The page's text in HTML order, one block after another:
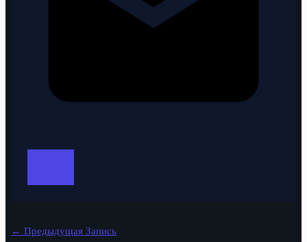
← Предыдущая Запись